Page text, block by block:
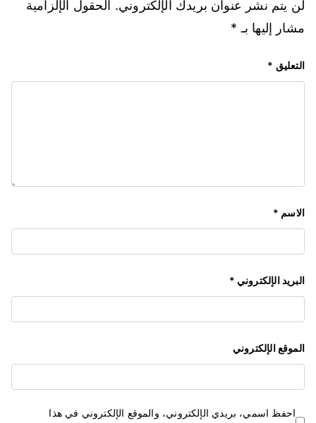
لن يتم نشر عنوان بريدك الإلكتروني. الحقول الإلزامية
مشار إليها بـ *
التعليق *
الاسم *
البريد الإلكتروني *
الموقع الإلكتروني
احفظ اسمي، بريدي الإلكتروني، والموقع الإلكتروني في هذا